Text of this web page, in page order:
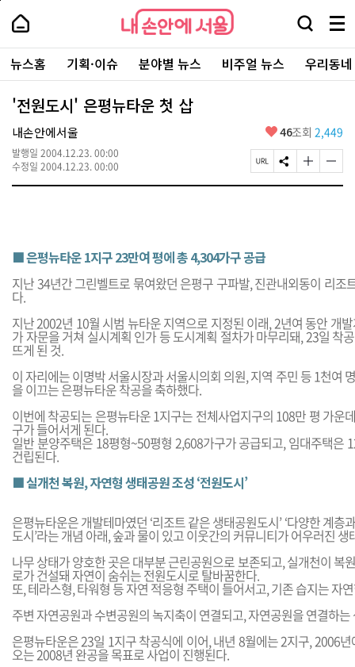
본
로
가
내
손
안
에
서
울
-
서
울
시
대
표
소
내
손
에
울
검
창
열
기
메
뉴
전
체
보
주
요
서
뉴스홈 기획·이슈 분야별 뉴스 비주얼 뉴스 우리동
'전원도시' 은평뉴타운 첫 삽
내손안에서울
발행일 2004.12.23. 00:00
수정일 2004.12.23. 00:00
좋
요
46조회 2,449
페
이
복
사
S
N
글
자
하
기
글
자
하
기
■ 은평뉴타운 1지구 23만여 평에 총 4,304가구 공급
지난 34년간 그린벨트로 묶여왔던 은평구 구파발, 진관내외동이 리조
다.
지난 2002년 10월 시범 뉴타운 지역으로 지정된 이래, 2년여 동안 개
가 자문을 거쳐 실시계획 인가 등 도시계획 절차가 마무리돼, 23일 착
뜨게 된 것.
이 자리에는 이명박 서울시장과 서울시의회 의원, 지역 주민 등 1천여
을 이끄는 은평뉴타운 착공을 축하했다.
이번에 착공되는 은평뉴타운 1지구는 전체사업지구의 108만 평 가운
구가 들어서게 된다.
일반 분양주택은 18평형~50평형 2,608가구가 공급되고, 임대주택은
건립된다.
■ 실개천 복원, 자연형 생태공원 조성 ‘전원도시’
은평뉴타운은 개발테마였던 ‘리조트 같은 생태공원도시’ ‘다양한 계층
도시’라는 개념 아래, 숲과 물이 있고 이웃간의 커뮤니티가 어우러진
나무 상태가 양호한 곳은 대부분 근린공원으로 보존되고, 실개천이 복
로가 건설돼 자연이 숨쉬는 전원도시로 탈바꿈한다.
또, 테라스형, 타워형 등 자연 적응형 주택이 들어서고, 기존 습지는 자
주변 자연공원과 수변공원의 녹지축이 연결되고, 자연공원을 연결하
은평뉴타운은 23일 1지구 착공식에 이어, 내년 8월에는 2지구, 2006
오는 2008년 완공을 목표로 사업이 진행된다.
페
상
단
로